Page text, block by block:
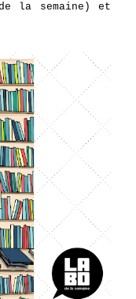
la semaine) et